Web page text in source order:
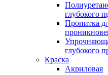
глубокого
Пропитка
глубокого
Краска
Акриловая